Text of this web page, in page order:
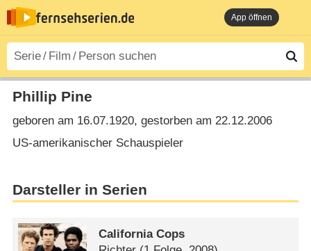
App öffnen
Phillip Pine
geboren am 16.07.1920, gestorben am 22.12.2006
US-amerikanischer Schauspieler
Darsteller in Serien
California Cops